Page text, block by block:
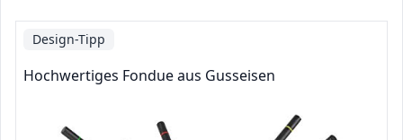
Design-Tipp
Hochwertiges Fondue aus Gusseisen